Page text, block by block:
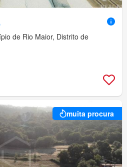
de Rio Maior, Distrito de
muita procura